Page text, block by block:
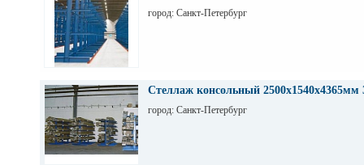
город: Санкт-Петербург
Стеллаж консольный 2500х1540х4365мм
город: Санкт-Петербург